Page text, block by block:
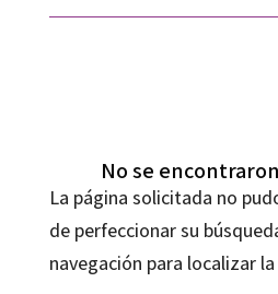
No se
La página solicitada no
de perfeccionar su
navegación para localizar